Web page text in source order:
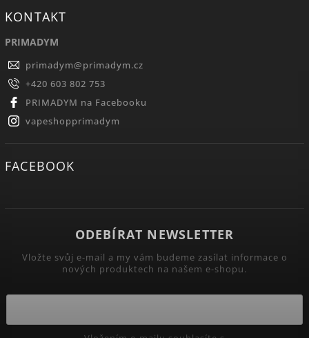
KONTAKT
PRIMADYM
primadym@primadym.cz
+420 603 802 753
PRIMADYM na Facebooku
vapeshopprimadym
FACEBOOK
ODEBÍRAT NEWSLETTER
Vložte svůj e-mail a my vám budeme zasílat informace o
nových produktech na našem e-shopu.